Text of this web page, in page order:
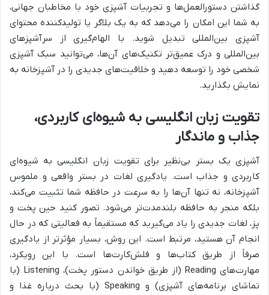
گذاشتن دستورالعمل‌ها و تجربیات آشپزی خود با مخاطبان جهانی،
به شما این امکان را می‌دهد که به یک بلاگر یا تولیدکننده محتوای
آشپزی بین‌المللی تبدیل شوید. با الهام‌گیری از سرآشپزهای
بین‌المللی و درک عمیق‌تر تکنیک‌های آن‌ها، می‌توانید سبک آشپزی
شخصی خود را توسعه دهید و خلاقیت‌های جدیدی را در آشپزخانه به
نمایش بگذارید.
تقویت زبان انگلیسی به شیوه‌ای کاربردی،
جذاب و ماندگار
آشپزی یک بستر بی‌نظیر برای تقویت زبان انگلیسی به شیوه‌ای
کاربردی و جذاب است. یادگیری لغات در بستر واقعی و ملموس
آشپزخانه، نه تنها آن‌ها را به سرعت در حافظه شما تثبیت می‌کند،
بلکه منجر به حافظه بلندمدت‌تر می‌شود. تصور کنید حین پخت و
پز، لغات جدیدی را یاد می‌گیرید که مستقیماً به فعالیتی که در حال
انجام آن هستید، مرتبط است. این روش، بسیار مؤثرتر از یادگیری
صرفاً از طریق کتاب‌ها و فلش‌کارت‌ها است. با این رویکرد،
مهارت‌های Reading (از طریق خواندن دستور پخت)، Listening (با
تماشای برنامه‌های آشپزی) و Speaking (با بحث درباره غذا و